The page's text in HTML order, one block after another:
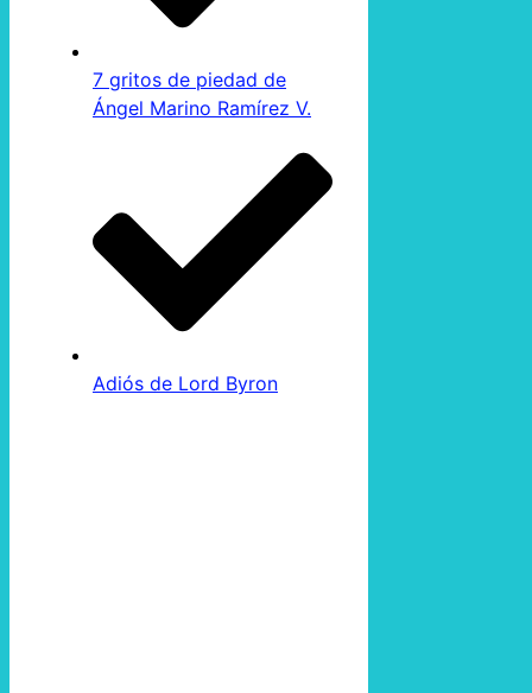
7 gritos de piedad de
Ángel Marino Ramírez V.
Adiós de Lord Byron